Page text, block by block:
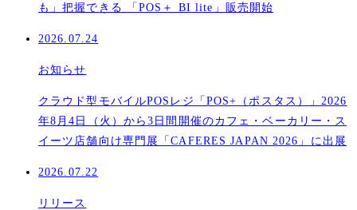
も」把握できる 「POS＋ BI lite」販売開始
2026.07.24
お知らせ
クラウド型モバイルPOSレジ「POS+（ポスタス）」2026
年8月4日（火）から3日間開催のカフェ・ベーカリー・ス
イーツ店舗向け専門展「CAFERES JAPAN 2026」に出展
2026.07.22
リリース